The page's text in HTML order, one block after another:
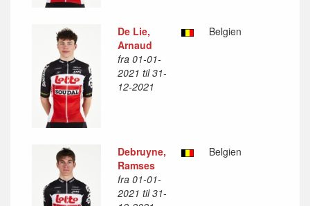
De Lie,
Arnaud
fra 01-01-
2021 til 31-
12-2021
Belgien
Debruyne,
Ramses
fra 01-01-
2021 til 31-
Belgien